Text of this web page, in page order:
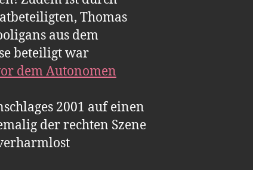
Thomas
aus dem
beteiligt war
dem Autonomen
2001 auf einen
der rechten Szene